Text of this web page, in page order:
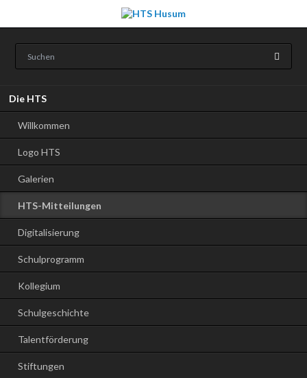
überspringen
Die HTS
Willkommen
Logo HTS
Galerien
HTS-Mitteilungen
Digitalisierung
Schulprogramm
Kollegium
Schulgeschichte
Talentförderung
Stiftungen